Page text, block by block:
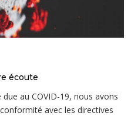
écoute
au COVID-19, nous avons
avec les directives